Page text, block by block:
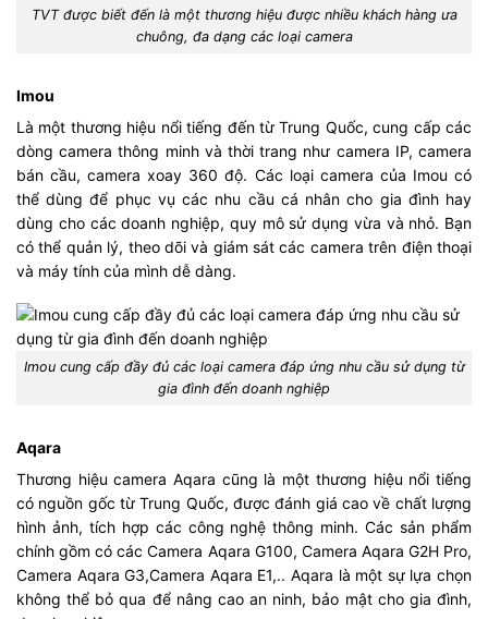
TVT được biết đến là một thương hiệu được nhiều khách hàng ưa
chuông, đa dạng các loại camera
Imou
Là một thương hiệu nổi tiếng đến từ Trung Quốc, cung cấp các
dòng camera thông minh và thời trang như camera IP, camera
bán cầu, camera xoay 360 độ. Các loại camera của Imou có
thể dùng để phục vụ các nhu cầu cá nhân cho gia đình hay
dùng cho các doanh nghiệp, quy mô sử dụng vừa và nhỏ. Bạn
có thể quản lý, theo dõi và giám sát các camera trên điện thoại
và máy tính của mình dễ dàng.
Imou cung cấp đầy đủ các loại camera đáp ứng nhu cầu sử dụng từ
gia đình đến doanh nghiệp
Aqara
Thương hiệu camera Aqara cũng là một thương hiệu nổi tiếng
có nguồn gốc từ Trung Quốc, được đánh giá cao về chất lượng
hình ảnh, tích hợp các công nghệ thông minh. Các sản phẩm
chính gồm có các Camera Aqara G100, Camera Aqara G2H Pro,
Camera Aqara G3,Camera Aqara E1,.. Aqara là một sự lựa chọn
không thể bỏ qua để nâng cao an ninh, bảo mật cho gia đình,